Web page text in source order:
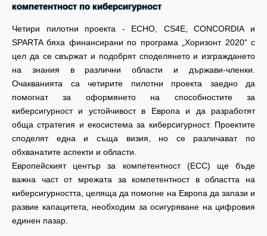
компетентност по киберсигурност
Четири пилотни проекта - ECHO, CS4E, CONCORDIA и
SPARTA бяха финансирани по програма „Хоризонт 2020“ с
цел да се свържат и подобрят споделянето и изграждането
на знания в различни области и държави-членки.
Очакванията са четирите пилотни проекта заедно да
помогнат за оформянето на способностите за
киберсигурност и устойчивост в Европа и да разработят
обща стратегия и екосистема за киберсигурност. Проектите
споделят една и съща визия, но се различават по
обхванатите аспекти и области.
Европейският център за компетентност (ECC) ще бъде
важна част от мрежата за компетентност в областта на
киберсигурността, целяща да помогне на Европа да запази и
развие капацитета, необходим за осигуряване на цифровия
единен пазар.